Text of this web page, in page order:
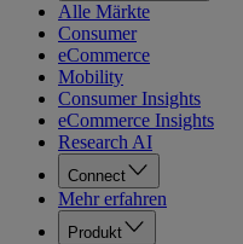
Alle Märkte
Consumer
eCommerce
Mobility
Consumer Insights
eCommerce Insights
Research AI
Connect
Mehr erfahren
Produkt